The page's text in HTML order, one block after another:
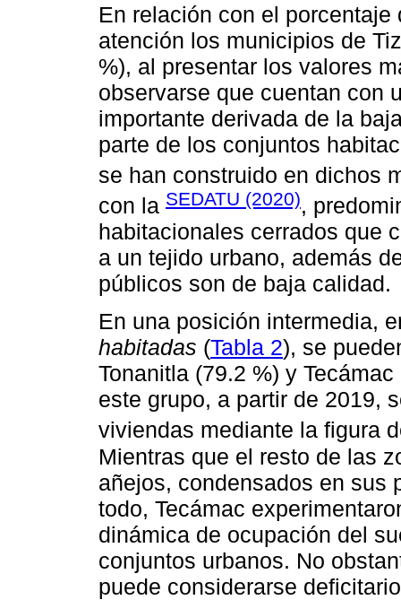
En relación con el
atención los municipios de
%), al presentar los valores
observarse que cuentan con
importante derivada de la
parte de los conjuntos
se han construido en dichos
con la SEDATU (2020),
habitacionales cerrados que
a un tejido urbano, además
públicos son de baja calidad.
En una posición intermedia,
habitadas (Tabla 2), se
Tonanitla (79.2 %) y
este grupo, a partir de 2019,
viviendas mediante la figura
Mientras que el resto de las
añejos, condensados en sus
todo, Tecámac
dinámica de ocupación del
conjuntos urbanos. No
puede considerarse